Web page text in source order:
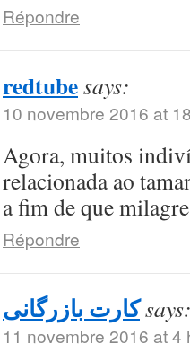
Répondre
redtubesays:
10 novembre 2016 at
Agora, muitos
relacionada ao
a fim de que
Répondre
کارت بازرگانیsays:
11 novembre 2016 at 4